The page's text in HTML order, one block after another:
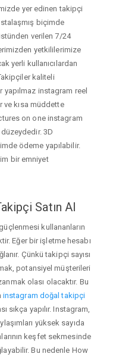
yer edinen takipçi
biçimde
verilen 7/24
yetkililerimize
yerli kullanıcılardan
kaliteli
yapılmaz instagram reel
ve kısa müddette
on one instagram
3D
ödeme yapılabilir.
bir emniyet
Satın Al
kullananların
Eğer bir işletme hesabı
Çünkü takipçi sayısı
potansiyel müşterileri
olası olacaktır. Bu
instagram doğal takipçi
sıkça yapılır. Instagram,
yüksek sayıda
keşfet sekmesinde
Bu nedenle How